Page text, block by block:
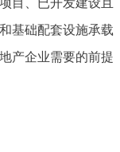
基础配套设施承载
产企业需要的前提